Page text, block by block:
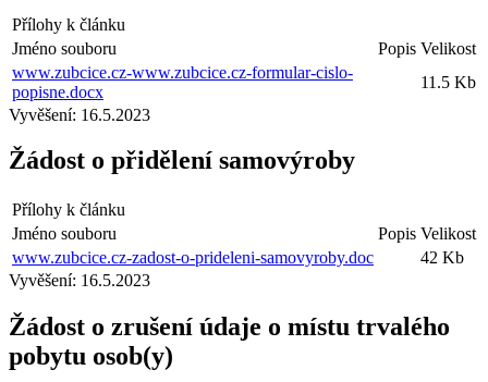
Přílohy k článku
Jméno souboru
Popis Velikost
www.zubcice.cz-www.zubcice.cz-formular-cislo-
popisne.docx
11.5 Kb
Vyvěšení: 16.5.2023
Žádost o přidělení samovýroby
Přílohy k článku
Jméno souboru
Popis Velikost
www.zubcice.cz-zadost-o-prideleni-samovyroby.doc
42 Kb
Vyvěšení: 16.5.2023
Žádost o zrušení údaje o místu trvalého
pobytu osob(y)